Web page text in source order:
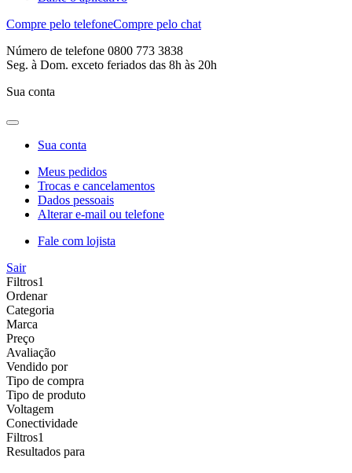
Compre pelo telefoneCompre pelo chat
Número de telefone 0800 773 3838
Seg. à Dom. exceto feriados das 8h às 20h
Sua conta
Sua conta
Meus pedidos
Trocas e cancelamentos
Dados pessoais
Alterar e-mail ou telefone
Fale com lojista
Sair
Filtros1
Ordenar
Categoria
Marca
Preço
Avaliação
Vendido por
Tipo de compra
Tipo de produto
Voltagem
Conectividade
Filtros1
Resultados para